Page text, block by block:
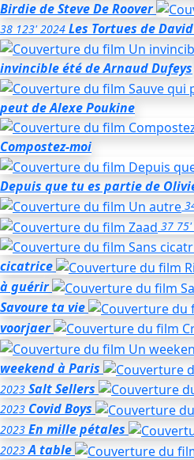
Birdiede Steve De Roover
38 123' 2024 Les Tortues de
invincible étéde Arnaud Dufeys
peutde Alexe Poukine
Compostez-moi
Depuis que tu es partiede
37 75'
cicatrice
à guérir
Savoure ta vie
voorjaer
weekend à Paris
2023 Salt Sellers
2023 Covid Boys
2023 En mille pétales
2023 A table